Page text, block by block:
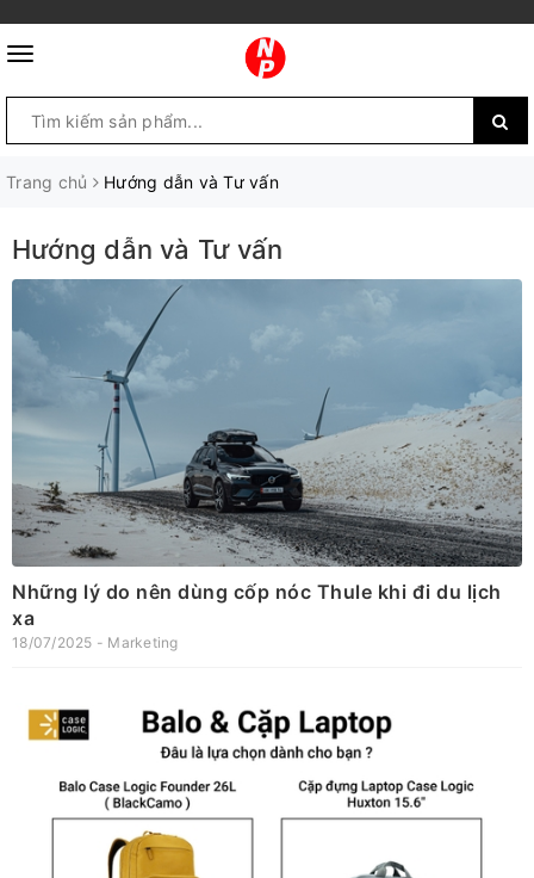
Trang chủ Hướng dẫn và Tư vấn
Hướng dẫn và Tư vấn
Những lý do nên dùng cốp nóc Thule khi đi du lịch
xa
18/07/2025 - Marketing